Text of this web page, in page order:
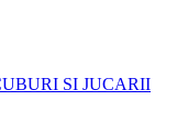
SI JUCARII